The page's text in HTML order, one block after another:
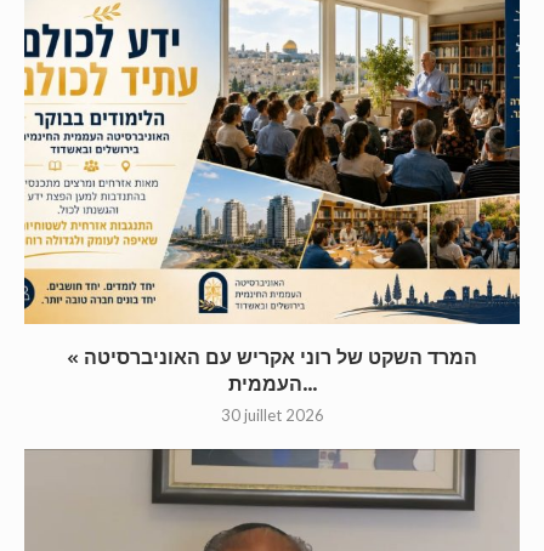
« המרד השקט של רוני אקריש עם האוניברסיטה
העממית...
30 juillet 2026